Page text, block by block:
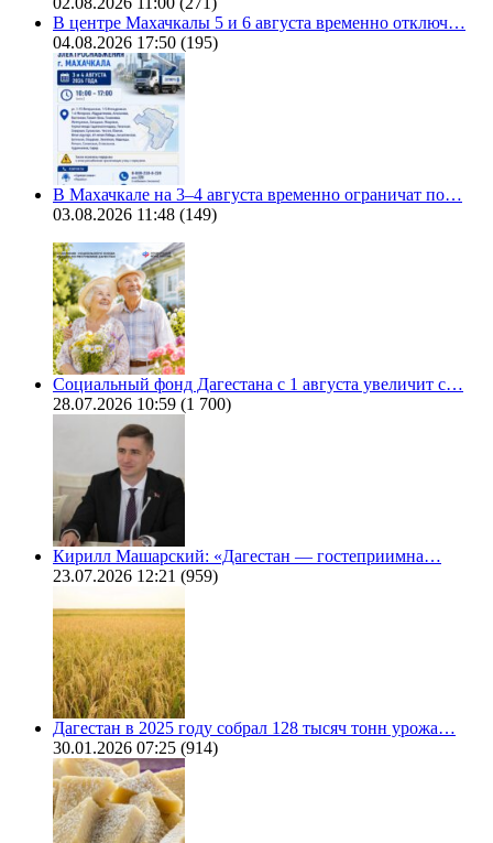
В центре Махачкалы 5 и 6 августа временно отключ…
04.08.2026 17:50 (195)
В Махачкале на 3–4 августа временно ограничат по…
03.08.2026 11:48 (149)
Социальный фонд Дагестана с 1 августа увеличит с…
28.07.2026 10:59 (1 700)
Кирилл Машарский: «Дагестан — гостеприимна…
23.07.2026 12:21 (959)
Дагестан в 2025 году собрал 128 тысяч тонн урожа…
30.01.2026 07:25 (914)